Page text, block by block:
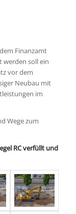
Finanzamt
soll ein
vor dem
Neubau mit
im
Wege zum
RC verfüllt und